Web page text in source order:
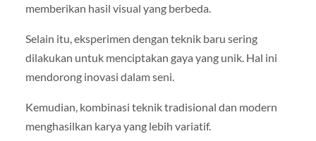
memberikan hasil visual yang berbeda.
Selain itu, eksperimen dengan teknik baru sering
dilakukan untuk menciptakan gaya yang unik. Hal ini
mendorong inovasi dalam seni.
Kemudian, kombinasi teknik tradisional dan modern
menghasilkan karya yang lebih variatif.